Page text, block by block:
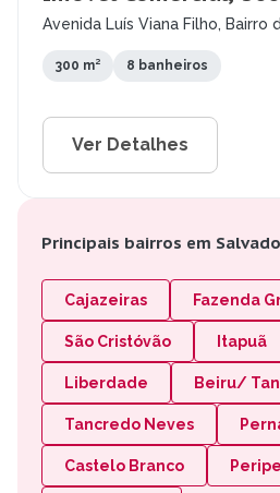
Avenida Luís Viana Filho, Bairro
300 m² 8 banheiros
Ver Detalhes
Principais bairros em
Cajazeiras Fazenda
São Cristóvão Itapuã
Liberdade Beiru/
Tancredo Neves
Castelo Branco